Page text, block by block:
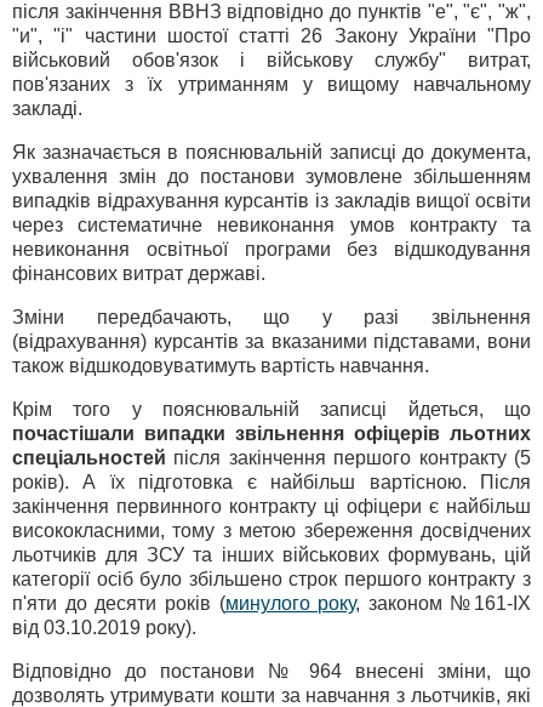
після закінчення ВВНЗ відповідно до пунктів "е", "є", "ж",
"и", "і" частини шостої статті 26 Закону України "Про
військовий обов'язок і військову службу" витрат,
пов'язаних з їх утриманням у вищому навчальному
закладі.
Як зазначається в пояснювальній записці до документа,
ухвалення змін до постанови зумовлене збільшенням
випадків відрахування курсантів із закладів вищої освіти
через систематичне невиконання умов контракту та
невиконання освітньої програми без відшкодування
фінансових витрат державі.
Зміни передбачають, що у разі звільнення
(відрахування) курсантів за вказаними підставами, вони
також відшкодовуватимуть вартість навчання.
Крім того у пояснювальній записці йдеться, що
почастішали випадки звільнення офіцерів льотних
спеціальностей після закінчення першого контракту (5
років). А їх підготовка є найбільш вартісною. Після
закінчення первинного контракту ці офіцери є найбільш
висококласними, тому з метою збереження досвідчених
льотчиків для ЗСУ та інших військових формувань, цій
категорії осіб було збільшено строк першого контракту з
п'яти до десяти років (минулого року, законом №161-IX
від 03.10.2019 року).
Відповідно до постанови № 964 внесені зміни, що
дозволять утримувати кошти за навчання з льотчиків, які